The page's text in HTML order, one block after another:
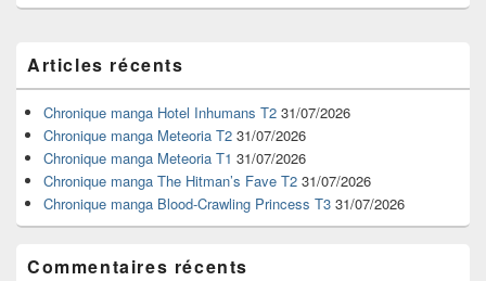
principale
de
widget
pour
barre
latérale
Articles récents
Chronique manga Hotel Inhumans T2 31/07/2026
Chronique manga Meteoria T2 31/07/2026
Chronique manga Meteoria T1 31/07/2026
Chronique manga The Hitman’s Fave T2 31/07/2026
Chronique manga Blood-Crawling Princess T3 31/07/2026
Commentaires récents